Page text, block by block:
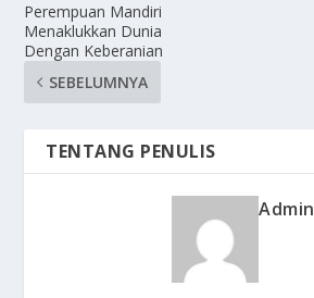
Perempuan Mandiri
Menaklukkan Dunia
Dengan Keberanian
SEBELUMNYA
TENTANG PENULIS
Admin